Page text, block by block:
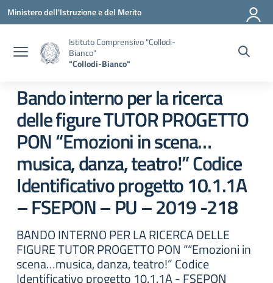
Vai ai contenuti
Vai al menu di navigazione
Vai al footer
Ministero dell'Istruzione e del Merito
Istituto Comprensivo "Collodi-
Bianco"
"Collodi-Bianco"
Bando interno per la ricerca
delle figure TUTOR PROGETTO
PON “Emozioni in scena…
musica, danza, teatro!” Codice
Identificativo progetto 10.1.1A
– FSEPON – PU – 2019 -218
BANDO INTERNO PER LA RICERCA DELLE
FIGURE TUTOR PROGETTO PON ““Emozioni in
scena…musica, danza, teatro!” Codice
Identificativo progetto 10.1.1A - FSEPON